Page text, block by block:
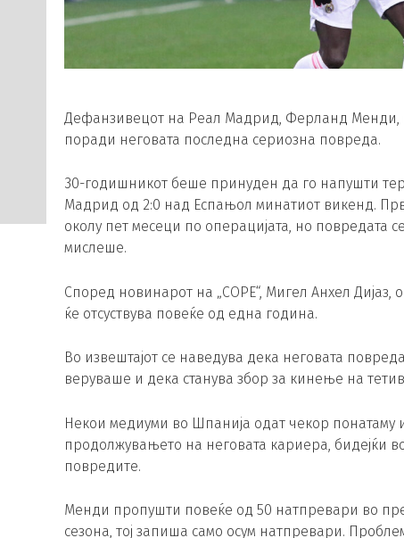
Дефанзивецот на Реал Мадрид, Ферланд Менди,
поради неговата последна сериозна повреда.
30-годишникот беше принуден да го напушти
Мадрид од 2:0 над Еспањол минатиот викенд.
околу пет месеци по операцијата, но повредата
мислеше.
Според новинарот на „COPE“, Мигел Анхел
ќе отсуствува повеќе од една година.
Во извештајот се наведува дека неговата
веруваше и дека станува збор за кинење на
Некои медиуми во Шпанија одат чекор
продолжувањето на неговата кариера, бидејќи
повредите.
Менди пропушти повеќе од 50 натпревари во
сезона, тој запиша само осум натпревари.